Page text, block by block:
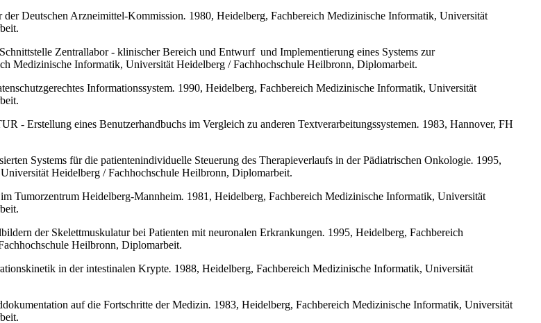
Deutschen Arzneimittel-Kommission. 1980, Heidelberg, Fachbereich Medizinische Informatik, Universität
Zentrallabor - klinischer Bereich und Entwurf und Implementierung eines Systems zur
Medizinische Informatik, Universität Heidelberg / Fachhochschule Heilbronn, Diplomarbeit.
Informationssystem. 1990, Heidelberg, Fachbereich Medizinische Informatik, Universität
- Erstellung eines Benutzerhandbuchs im Vergleich zu anderen Textverarbeitungssystemen. 1983, Hannover, FH
Systems für die patientenindividuelle Steuerung des Therapieverlaufs in der Pädiatrischen Onkologie. 1995,
Heidelberg / Fachhochschule Heilbronn, Diplomarbeit.
Tumorzentrum Heidelberg-Mannheim. 1981, Heidelberg, Fachbereich Medizinische Informatik, Universität
der Skelettmuskulatur bei Patienten mit neuronalen Erkrankungen. 1995, Heidelberg, Fachbereich
Heilbronn, Diplomarbeit.
in der intestinalen Krypte. 1988, Heidelberg, Fachbereich Medizinische Informatik, Universität
auf die Fortschritte der Medizin. 1983, Heidelberg, Fachbereich Medizinische Informatik, Universität